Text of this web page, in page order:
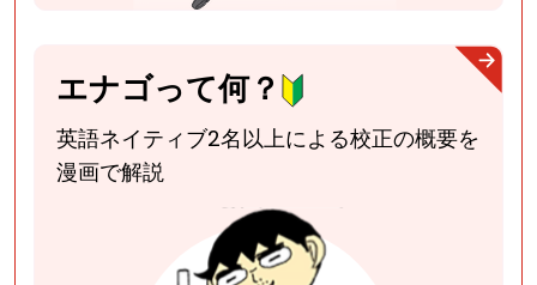
エナゴって何？
英語ネイティブ2名以上による校正の概要を
漫画で解説